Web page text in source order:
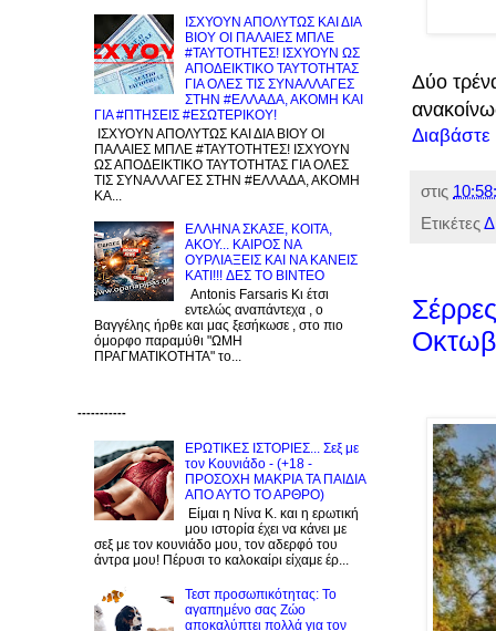
Δύο
στις
Ετικέτες
ΙΣΧΥΟΥΝ ΑΠΟΛΥΤΩΣ ΚΑΙ ΔΙΑ
ΒΙΟΥ ΟΙ ΠΑΛΑΙΕΣ ΜΠΛΕ
#ΤΑΥΤΟΤΗΤΕΣ! ΙΣΧΥΟΥΝ ΩΣ
ΑΠΟΔΕΙΚΤΙΚΟ ΤΑΥΤΟΤΗΤΑΣ
ΓΙΑ ΟΛΕΣ ΤΙΣ ΣΥΝΑΛΛΑΓΕΣ
ΣΤΗΝ #ΕΛΛΑΔΑ, ΑΚΟΜΗ ΚΑΙ
ΓΙΑ #ΠΤΗΣΕΙΣ #ΕΣΩΤΕΡΙΚΟΥ!
ΙΣΧΥΟΥΝ ΑΠΟΛΥΤΩΣ ΚΑΙ ΔΙΑ ΒΙΟΥ ΟΙ
ΠΑΛΑΙΕΣ ΜΠΛΕ #ΤΑΥΤΟΤΗΤΕΣ! ΙΣΧΥΟΥΝ
ΩΣ ΑΠΟΔΕΙΚΤΙΚΟ ΤΑΥΤΟΤΗΤΑΣ ΓΙΑ ΟΛΕΣ
ΤΙΣ ΣΥΝΑΛΛΑΓΕΣ ΣΤΗΝ #ΕΛΛΑΔΑ, ΑΚΟΜΗ
ΚΑ...
EΛΛΗΝΑ ΣΚΑΣΕ, ΚΟΙΤΑ,
ΑΚΟΥ... ΚΑΙΡΟΣ ΝΑ
ΟΥΡΛIAΞΕΙΣ ΚΑΙ ΝΑ ΚΑΝΕΙΣ
KATI!!! ΔΕΣ TO BINTEO
Antonis Farsaris Κι έτσι
εντελώς αναπάντεχα , ο
Βαγγέλης ήρθε και μας ξεσήκωσε , στο πιο
όμορφο παραμύθι "ΩΜΗ
ΠΡΑΓΜΑΤΙΚΟΤΗΤΑ" το...
-----------
ΕΡΩΤΙΚΕΣ ΙΣΤΟΡΙΕΣ... Σεξ με
τον Kουνιάδο - (+18 -
ΠΡΟΣΟΧΗ ΜΑΚΡΙΑ ΤΑ ΠΑΙΔΙΑ
ΑΠΟ ΑΥΤΟ ΤΟ ΑΡΘΡΟ)
Είμαι η Νίνα Κ. και η ερωτική
μου ιστορία έχει να κάνει με
σεξ με τον κουνιάδο μου, τον αδερφό του
άντρα μου! Πέρυσι το καλοκαίρι είχαμε έρ...
Τεστ προσωπικότητας: Το
αγαπημένο σας Zώο
αποκαλύπτει πολλά για τον